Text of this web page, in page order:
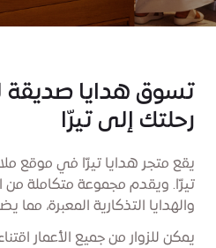
تسوق هدايا صديقة
رحلتك إلى تيرّا
يقع متجر هدايا تيرّا في موقع
تيرّا. ويقدم مجموعة متكاملة من
والهدايا التذكارية المعبرة،
يمكن للزوار من جميع الأعمار